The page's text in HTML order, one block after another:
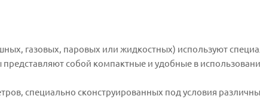
газовых, паровых или жидкостных) используют
собой компактные и удобные в
специально сконструированных под условия